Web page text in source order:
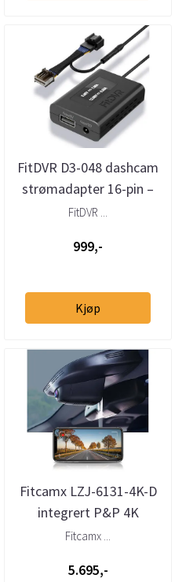
FitDVR D3-048 dashcam
strømadapter 16-pin –
Alfa Romeo Giulia /
FitDVR ...
999,-
Kjøp
Fitcamx LZJ-6131-4K-D
integrert P&P 4K
dashcam foran + bak –
Fitcamx ...
5.695,-